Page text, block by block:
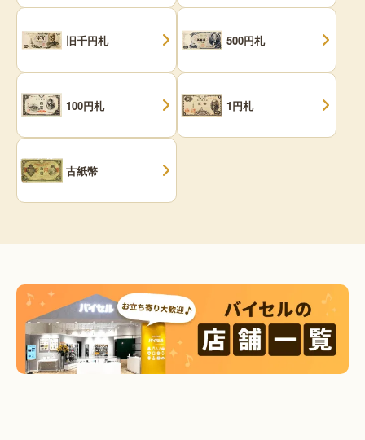
旧千円札 500円札
100円札 1円札
古紙幣